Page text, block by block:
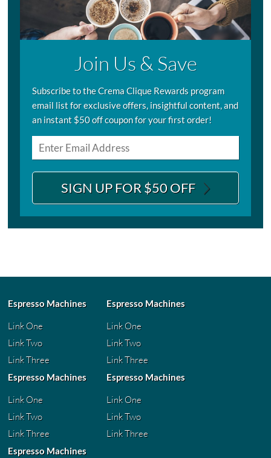
Join Us & Save
Subscribe to the Crema Clique Rewards program
email list for exclusive offers, insightful content, and
an instant $50 off coupon for your first order!
SIGN UP FOR $50 OFF
Espresso Machines
Link One
Link Two
Link Three
Espresso Machines
Link One
Link Two
Link Three
Espresso Machines
Link One
Link Two
Link Three
Espresso Machines
Link One
Link Two
Link Three
Espresso Machines